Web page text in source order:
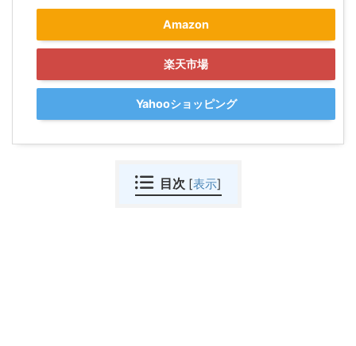
Amazon
楽天市場
Yahooショッピング
目次 [表示]